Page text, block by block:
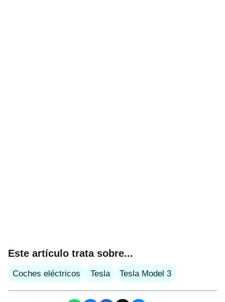
Este artículo trata sobre...
Coches eléctricos Tesla Tesla Model 3